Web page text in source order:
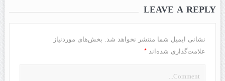
LEAVE A REPLY
نشانی ایمیل شما منتشر نخواهد شد.
بخش‌های موردنیاز
علامت‌گذاری شده‌اند *